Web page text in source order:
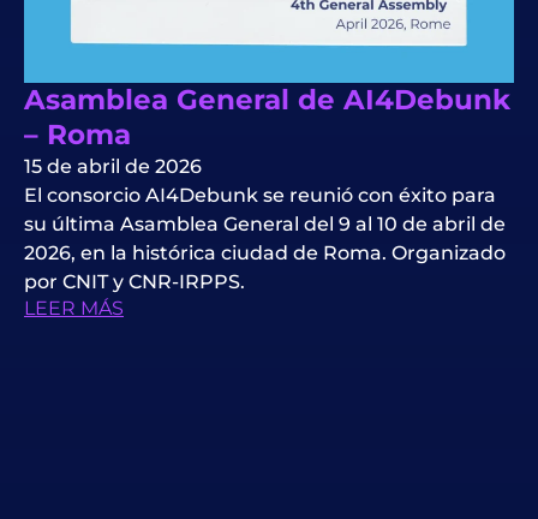
Asamblea General de AI4Debunk
– Roma
15 de abril de 2026
El consorcio AI4Debunk se reunió con éxito para
su última Asamblea General del 9 al 10 de abril de
2026, en la histórica ciudad de Roma. Organizado
por CNIT y CNR-IRPPS.
LEER MÁS